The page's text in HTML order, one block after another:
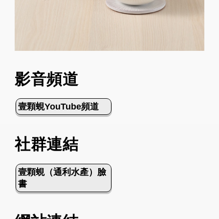
影音頻道
壹顆蜆YouTube頻道
社群連結
壹顆蜆（通利水產）臉
書